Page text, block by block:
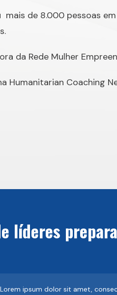
mais de 8.000 pessoas
da Rede Mulher
Humanitarian Coaching
líderes
Lorem ipsum dolor sit amet,